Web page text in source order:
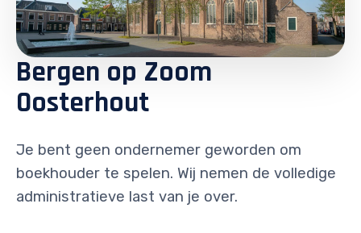
Bergen op Zoom
Oosterhout
Je bent geen ondernemer geworden om
boekhouder te spelen. Wij nemen de volledige
administratieve last van je over.